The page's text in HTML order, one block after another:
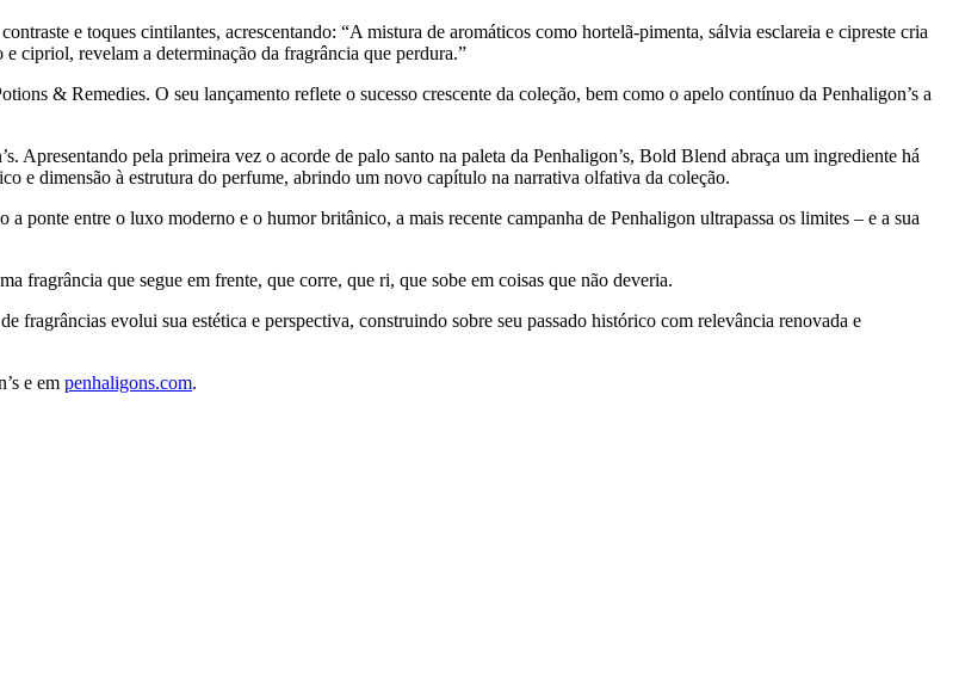
e toques cintilantes, acrescentando: “A mistura de aromáticos como hortelã-pimenta, sálvia esclareia e cipreste cria
cipriol, revelam a determinação da fragrância que perdura.”
& Remedies. O seu lançamento reflete o sucesso crescente da coleção, bem como o apelo contínuo da Penhaligon’s a
Apresentando pela primeira vez o acorde de palo santo na paleta da Penhaligon’s, Bold Blend abraça um ingrediente há
e dimensão à estrutura do perfume, abrindo um novo capítulo na narrativa olfativa da coleção.
ponte entre o luxo moderno e o humor britânico, a mais recente campanha de Penhaligon ultrapassa os limites – e a sua
fragrância que segue em frente, que corre, que ri, que sobe em coisas que não deveria.
fragrâncias evolui sua estética e perspectiva, construindo sobre seu passado histórico com relevância renovada e
e em penhaligons.com.